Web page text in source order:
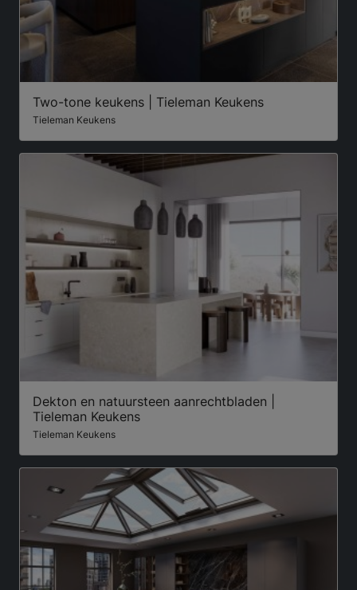
Two-tone keukens | Tieleman Keukens
Tieleman Keukens
Dekton en natuursteen aanrechtbladen |
Tieleman Keukens
Tieleman Keukens